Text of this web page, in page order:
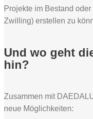
Projekte im Bestand
Zwilling) erstellen zu
Und wo geht
hin?
Zusammen mit
neue Möglichkeiten: